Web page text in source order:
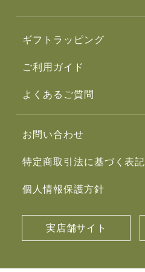
ギフトラッピング
ご利用ガイド
よくあるご質問
お問い合わせ
特定商取引法に基づく表記
個人情報保護方針
実店舗サイト